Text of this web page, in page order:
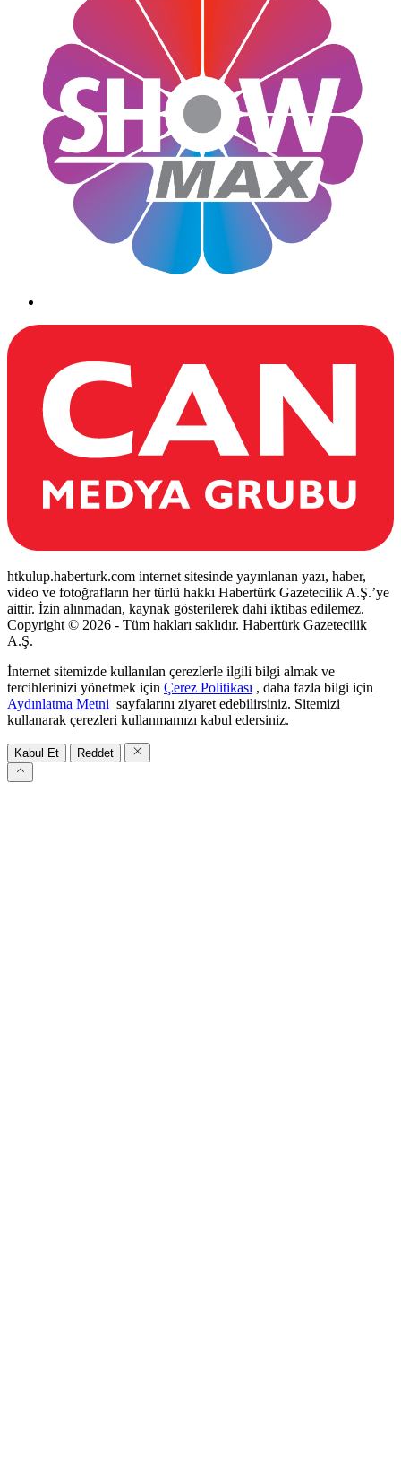
htkulup.haberturk.com internet sitesinde yayınlanan yazı, haber,
video ve fotoğrafların her türlü hakkı Habertürk Gazetecilik A.Ş.’ye
aittir. İzin alınmadan, kaynak gösterilerek dahi iktibas edilemez.
Copyright © 2026 - Tüm hakları saklıdır. Habertürk Gazetecilik
A.Ş.
İnternet sitemizde kullanılan çerezlerle ilgili bilgi almak ve
tercihlerinizi yönetmek için Çerez Politikası , daha fazla bilgi için
Aydınlatma Metni sayfalarını ziyaret edebilirsiniz. Sitemizi
kullanarak çerezleri kullanmamızı kabul edersiniz.
Kabul Et Reddet